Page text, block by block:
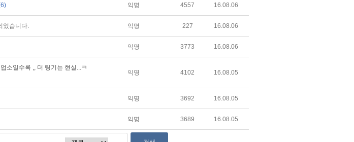
익명 4557 16.08.06
었습니다. 익명 227 16.08.06
익명 3773 16.08.06
소일수록 ,, 더 팅기는 현실...ㅋ
익명 4102 16.08.05
익명 3692 16.08.05
익명 3689 16.08.05